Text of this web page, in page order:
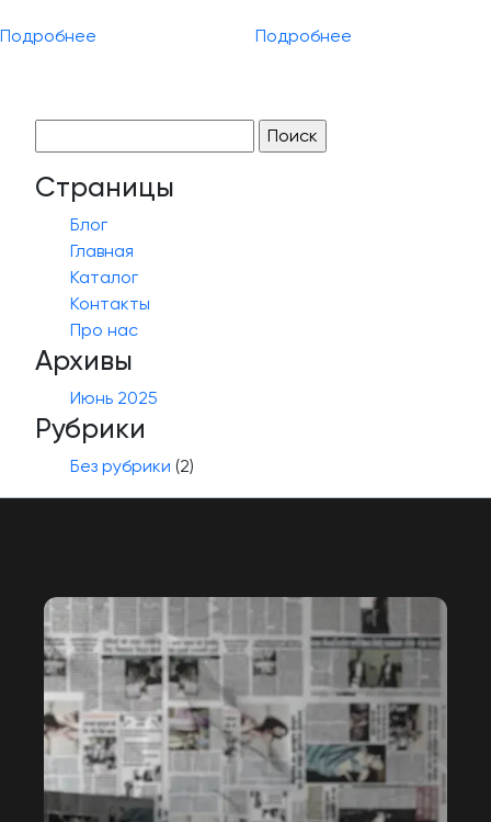
Подробнее Подробнее
Страницы
Блог
Главная
Каталог
Контакты
Про нас
Архивы
Июнь 2025
Рубрики
Без рубрики (2)